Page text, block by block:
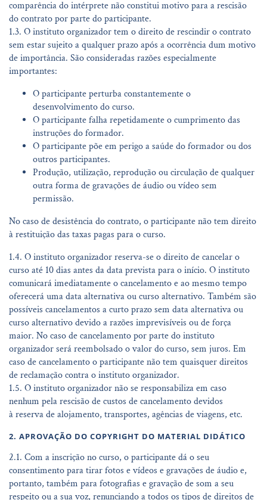
comparência do intérprete não constitui motivo para a rescisão
do contrato por parte do participante.
1.3. O instituto organizador tem o direito de rescindir o contrato
sem estar sujeito a qualquer prazo após a ocorrência dum motivo
de importância. São consideradas razões especialmente
importantes:
O participante perturba constantemente o
desenvolvimento do curso.
O participante falha repetidamente o cumprimento das
instruções do formador.
O participante põe em perigo a saúde do formador ou dos
outros participantes.
Produção, utilização, reprodução ou circulação de qualquer
outra forma de gravações de áudio ou vídeo sem
permissão.
No caso de desistência do contrato, o participante não tem direito
à restituição das taxas pagas para o curso.
1.4. O instituto organizador reserva-se o direito de cancelar o
curso até 10 dias antes da data prevista para o início. O instituto
comunicará imediatamente o cancelamento e ao mesmo tempo
oferecerá uma data alternativa ou curso alternativo. Também são
possíveis cancelamentos a curto prazo sem data alternativa ou
curso alternativo devido a razões imprevisíveis ou de força
maior. No caso de cancelamento por parte do instituto
organizador será reembolsado o valor do curso, sem juros. Em
caso de cancelamento o participante não tem quaisquer direitos
de reclamação contra o instituto organizador.
1.5. O instituto organizador não se responsabiliza em caso
nenhum pela rescisão de custos de cancelamento devidos
à reserva de alojamento, transportes, agências de viagens, etc.
2. APROVAÇÃO DO COPYRIGHT DO MATERIAL DIDÁTICO
2.1. Com a inscrição no curso, o participante dá o seu
consentimento para tirar fotos e vídeos e gravações de áudio e,
portanto, também para fotografias e gravação de som a seu
respeito ou a sua voz, renunciando a todos os tipos de direitos de